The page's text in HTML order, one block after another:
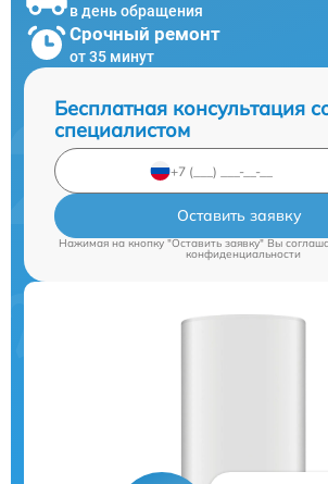
в день обращения
Срочный ремонт
от 35 минут
Бесплатная консультация
специалистом
Оставить заявку
Нажимая на кнопку "Оставить заявку" Вы
конфиденциальности